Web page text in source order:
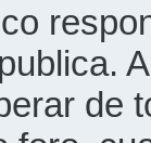
de